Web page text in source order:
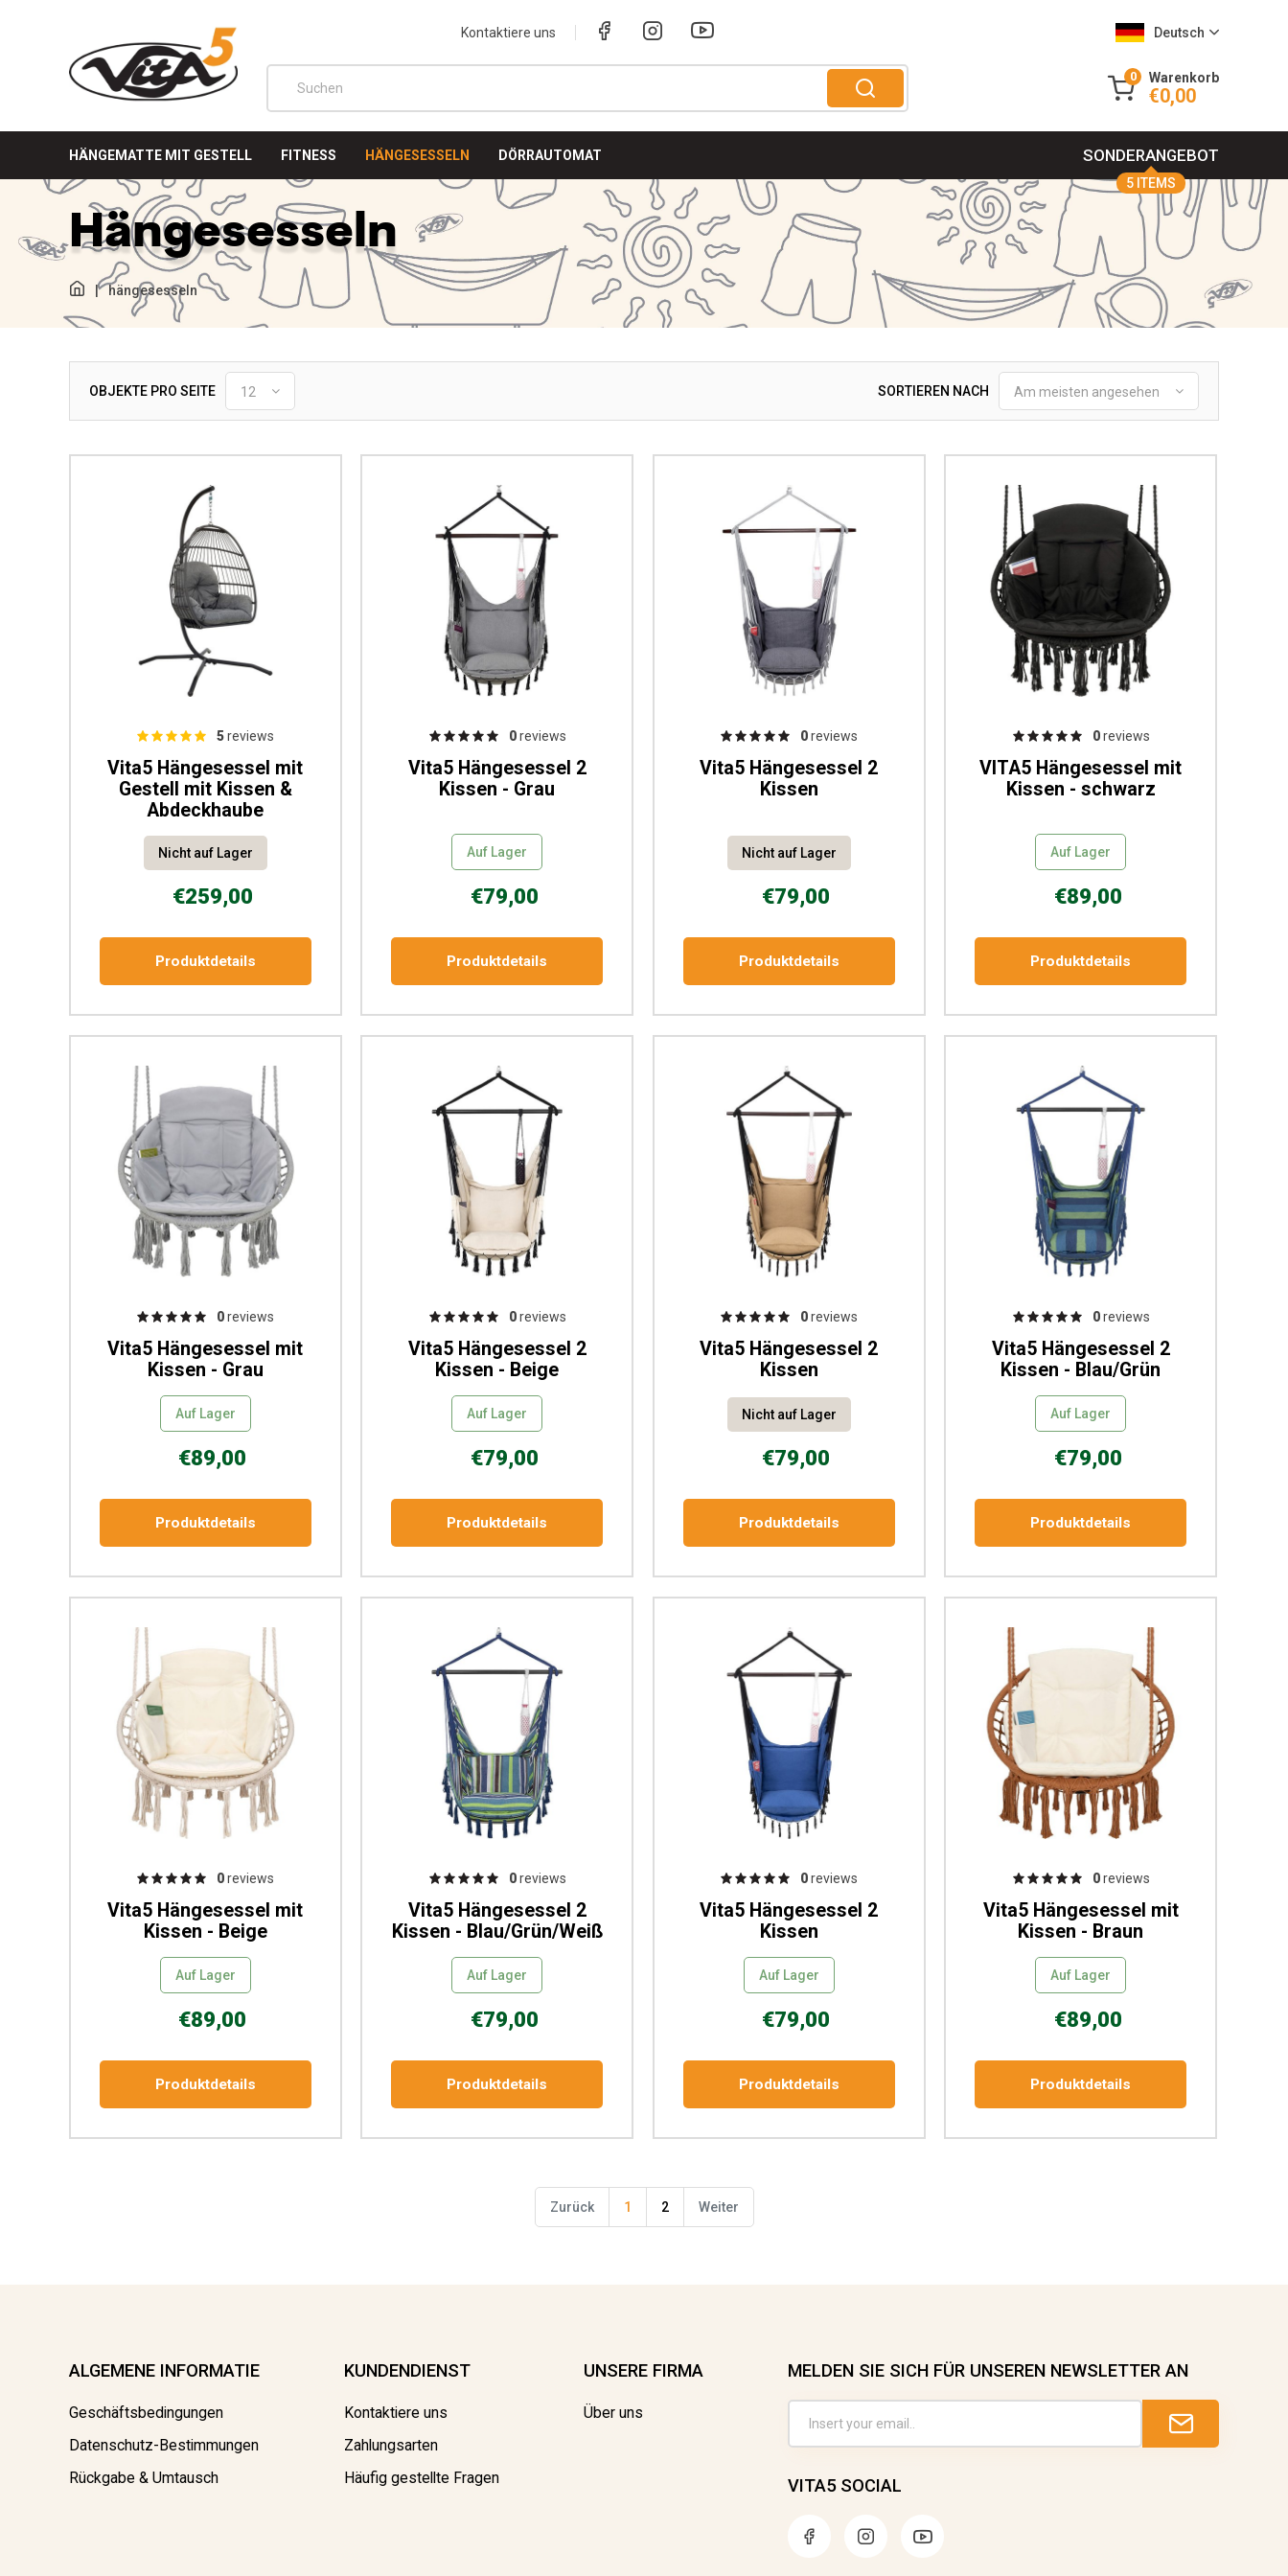
Kontaktiere uns Deutsch
0 Warenkorb
€0,00
HÄNGEMATTE MIT GESTELL FITNESS HÄNGESESSELN DÖRRAUTOMAT SONDERANGEBOT
5 ITEMS
Hängesesseln
| hängesesseln
OBJEKTE PRO SEITE 12 SORTIEREN NACH Am meisten angesehen
5reviews
Vita5 Hängesessel mit
Gestell mit Kissen &
Abdeckhaube
Nicht auf Lager
€259,00
Produktdetails
0reviews
Vita5 Hängesessel 2
Kissen - Grau
Auf Lager
€79,00
Produktdetails
0reviews
Vita5 Hängesessel 2
Kissen
Nicht auf Lager
€79,00
Produktdetails
0reviews
VITA5 Hängesessel mit
Kissen - schwarz
Auf Lager
€89,00
Produktdetails
0reviews
Vita5 Hängesessel mit
Kissen - Grau
Auf Lager
€89,00
Produktdetails
0reviews
Vita5 Hängesessel 2
Kissen - Beige
Auf Lager
€79,00
Produktdetails
0reviews
Vita5 Hängesessel 2
Kissen
Nicht auf Lager
€79,00
Produktdetails
0reviews
Vita5 Hängesessel 2
Kissen - Blau/Grün
Auf Lager
€79,00
Produktdetails
0reviews
Vita5 Hängesessel mit
Kissen - Beige
Auf Lager
€89,00
Produktdetails
0reviews
Vita5 Hängesessel 2
Kissen - Blau/Grün/Weiß
Auf Lager
€79,00
Produktdetails
0reviews
Vita5 Hängesessel 2
Kissen
Auf Lager
€79,00
Produktdetails
0reviews
Vita5 Hängesessel mit
Kissen - Braun
Auf Lager
€89,00
Produktdetails
Zurück 1 2 Weiter
ALGEMENE INFORMATIE
Geschäftsbedingungen
Datenschutz-Bestimmungen
Rückgabe & Umtausch
KUNDENDIENST
Kontaktiere uns
Zahlungsarten
Häufig gestellte Fragen
UNSERE FIRMA
Über uns
MELDEN SIE SICH FÜR UNSEREN NEWSLETTER AN
VITA5 SOCIAL